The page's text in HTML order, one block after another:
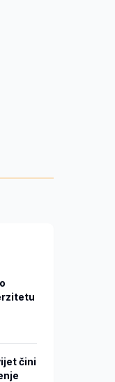
čini